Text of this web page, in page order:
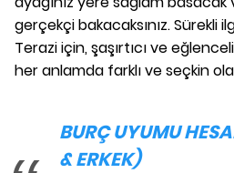
gerçekçi bakacaksınız. Sürekli
Terazi için, şaşırtıcı ve
her anlamda farklı ve seçkin
BURÇ UYUMU
& ERKEK)